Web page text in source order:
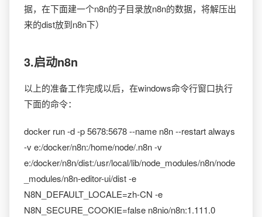
据，在下面建一个n8n的子目录放n8n的数据，将解压出
来的dist放到n8n下）
3.启动n8n
以上的准备工作完成以后，在windows命令行窗口执行
下面的命令：
docker run -d -p 5678:5678 --name n8n --restart always
-v e:/docker/n8n:/home/node/.n8n -v
e:/docker/n8n/dist:/usr/local/lib/node_modules/n8n/node
_modules/n8n-editor-ui/dist -e
N8N_DEFAULT_LOCALE=zh-CN -e
N8N_SECURE_COOKIE=false n8nio/n8n:1.111.0